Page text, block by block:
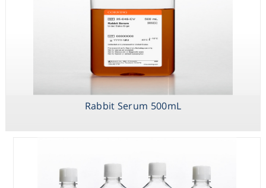
Rabbit Serum 500mL
Origin (Charcoal